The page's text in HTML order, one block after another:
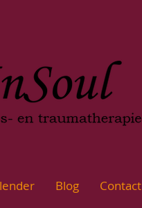
Blog Contact